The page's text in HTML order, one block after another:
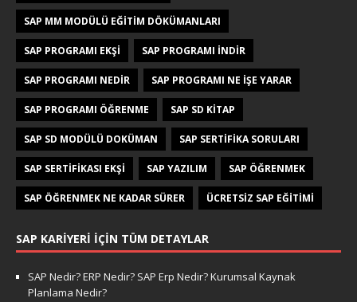
SAP MM MODÜLÜ EĞITIM DÖKÜMANLARI
SAP PROGRAMI EKŞI SAP PROGRAMI INDIR
SAP PROGRAMI NEDIR SAP PROGRAMI NE IŞE YARAR
SAP PROGRAMI ÖĞRENME SAP SD KITAP
SAP SD MODÜLÜ DOKÜMAN SAP SERTIFIKA SORULARI
SAP SERTIFIKASI EKŞI SAP YAZILIM SAP ÖĞRENMEK
SAP ÖĞRENMEK NE KADAR SÜRER ÜCRETSIZ SAP EĞITIMI
SAP KARIYERI İÇIN TÜM DETAYLAR
SAP Nedir? ERP Nedir? SAP Erp Nedir? Kurumsal Kaynak
Planlama Nedir?